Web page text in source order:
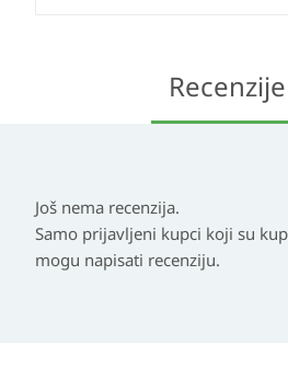
Još nema recenzija.
Samo prijavljeni kupci koji su
mogu napisati recenziju.